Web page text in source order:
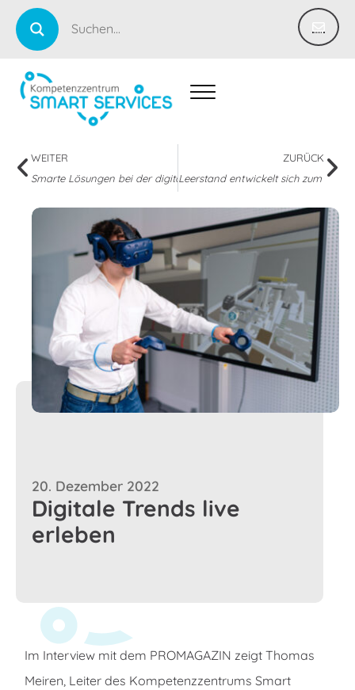
WEITER
Smarte Lösungen bei der digitalen Transformation
ZURÜCK
Leerstand entwickelt sich zum
Digitale Trends live
erleben
20. Dezember 2022
Im Interview mit dem PROMAGAZIN zeigt Thomas
Meiren, Leiter des Kompetenzzentrums Smart